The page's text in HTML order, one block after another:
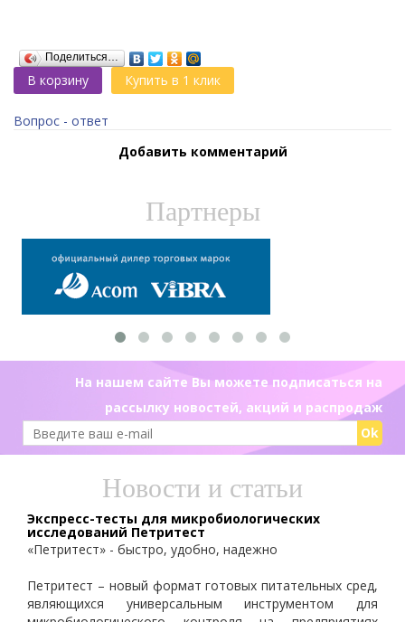
Поделиться…
В корзину Купить в 1 клик
Вопрос - ответ
Добавить комментарий
Партнеры
На нашем сайте Вы можете подписаться на
рассылку новостей, акций и распродаж
Ok
Новости и статьи
Экспресс-тесты для микробиологических
исследований Петритест
«Петритест» - быстро, удобно, надежно
Петритест – новый формат готовых питательных сред,
являющихся универсальным инструментом для